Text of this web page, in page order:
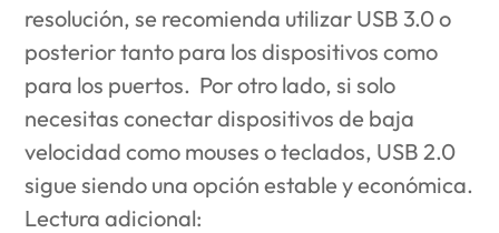
resolución, se recomienda utilizar USB 3.0 o
posterior tanto para los dispositivos como
para los puertos. Por otro lado, si solo
necesitas conectar dispositivos de baja
velocidad como mouses o teclados, USB 2.0
sigue siendo una opción estable y económica.
Lectura adicional: